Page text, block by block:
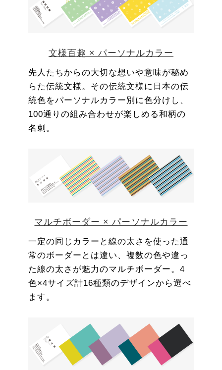
文様百趣 × パーソナルカラー
先人たちからの大切な想いや意味が秘め
らた伝統文様。その伝統文様に日本の伝
統色をパーソナルカラー別に色分けし、
100通りの組み合わせが楽しめる和柄の
名刺。
マルチボーダー × パーソナルカラー
一定の同じカラーと線の太さを使った通
常のボーダーとは違い、複数の色や違っ
た線の太さが魅力のマルチボーダー。4
色×4サイズ計16種類のデザインから選べ
ます。